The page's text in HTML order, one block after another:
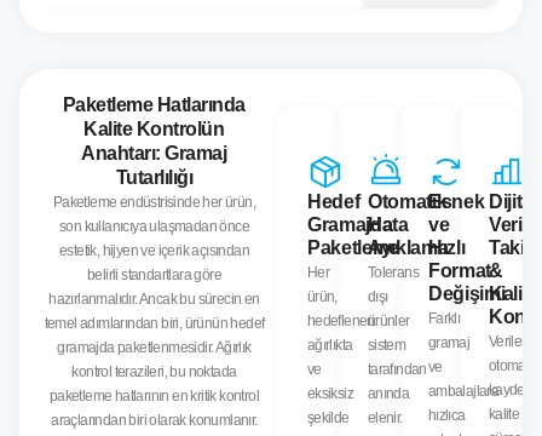
Paketleme Hatlarında
Kalite Kontrolün
Anahtarı: Gramaj
Tutarlılığı
Paketleme endüstrisinde her ürün,
son kullanıcıya ulaşmadan önce
estetik, hijyen ve içerik açısından
belirli standartlara göre
hazırlanmalıdır. Ancak bu sürecin en
temel adımlarından biri, ürünün hedef
gramajda paketlenmesidir. Ağırlık
kontrol terazileri, bu noktada
paketleme hatlarının en kritik kontrol
araçlarından biri olarak konumlanır.
Hedef
Gramajda
Paketleme
Her
ürün,
hedeflenen
ağırlıkta
ve
eksiksiz
şekilde
Otomatik
Hata
Ayıklama
Tolerans
dışı
ürünler
sistem
tarafından
anında
elenir.
Esnek
ve
Hızlı
Format
Değişimi
Farklı
gramaj
ve
ambalajlara
hızlıca
Dijital
Veri
Takibi
&
Kalite
Veriler
otomatik
kalite